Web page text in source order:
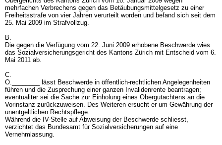
mehrfachen Verbrechens gegen das Betäubungsmittelgesetz zu einer
Freiheitsstrafe von vier Jahren verurteilt worden und befand sich seit dem
25. Mai 2009 im Strafvollzug.
B.
Die gegen die Verfügung vom 22. Juni 2009 erhobene Beschwerde wies
das Sozialversicherungsgericht des Kantons Zürich mit Entscheid vom 6.
Mai 2011 ab.
C.
O.________ lässt Beschwerde in öffentlich-rechtlichen Angelegenheiten
führen und die Zusprechung einer ganzen Invalidenrente beantragen;
eventualiter sei die Sache zur Einholung eines Obergutachtens an die
Vorinstanz zurückzuweisen. Des Weiteren ersucht er um Gewährung der
unentgeltlichen Rechtspflege.
Während die IV-Stelle auf Abweisung der Beschwerde schliesst,
verzichtet das Bundesamt für Sozialversicherungen auf eine
Vernehmlassung.